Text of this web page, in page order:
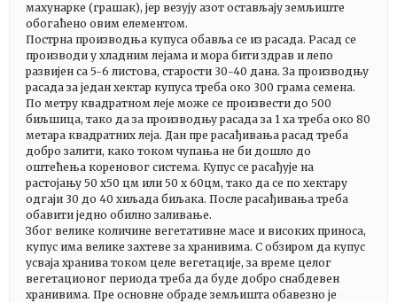
махунарке (грашак), јер везују азот остављају земљиште
обогаћено овим елементом.
Пострна производња купуса обавља се из расада. Расад се
производи у хладним лејама и мора бити здрав и лепо
развијен са 5-6 листова, старости 30-40 дана. За производњу
расада за један хектар купуса треба око 300 грама семена.
По метру квадратном леје може се произвести до 500
биљшица, тако да за производњу расада за 1 ха треба око 80
метара квадратних леја. Дан пре расађивања расад треба
добро залити, како током чупања не би дошло до
оштећења кореновог система. Купус се расађује на
растојању 50 x50 цм или 50 x 60цм, тако да се по хектару
одгаји 30 до 40 хиљада биљака. После расађивања треба
обавити једно обилно заливање.
Због велике количине вегетативне масе и високих приноса,
купус има велике захтеве за хранивима. С обзиром да купус
усваја хранива током целе вегетације, за време целог
вегетационог периода треба да буде добро снабдевен
хранивима. Пре основне обраде земљишта обавезно је